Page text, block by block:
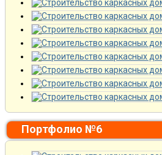
Портфолио №6